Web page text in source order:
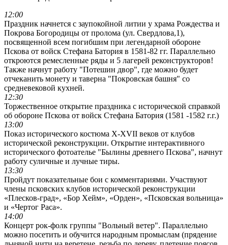
12:00
Праздник начнется с заупокойной литии у храма Рождества и
Покрова Богородицы от пролома (ул. Свердлова,1),
посвященной всем погибшим при легендарной обороне
Пскова от войск Стефана Батория в 1581-82 гг. Параллельно
откроются ремесленные ряды и 5 лагерей реконструкторов!
Также начнут работу "Потешин двор", где можно будет
отчеканить монету и таверна "Покровская башня" со
средневековой кухней.
12:30
Торжественное открытие праздника с исторической справкой
об обороне Пскова от войск Стефана Батория (1581 -1582 г.г.)
13:00
Показ исторического костюма X-XVII веков от клубов
исторической реконструкции. Открытие интерактивного
исторического фотоателье "Былины древнего Пскова", начнут
работу суличные и лучные тиры.
13:30
Пройдут показательные бои с комментариями. Участвуют
члены псковских клубов исторической реконструкции
«Плесков-град», «Бор Хейм», «Орден», «Псковская вольница»
и «Чертог Раса».
14:00
Концерт рок-фолк группы "Вольный ветер". Параллельно
можно посетить и обучится народным промыслам (прядение